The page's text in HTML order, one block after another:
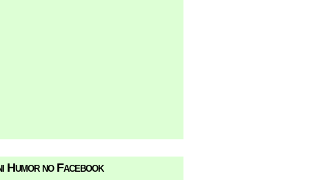
Humor no Facebook